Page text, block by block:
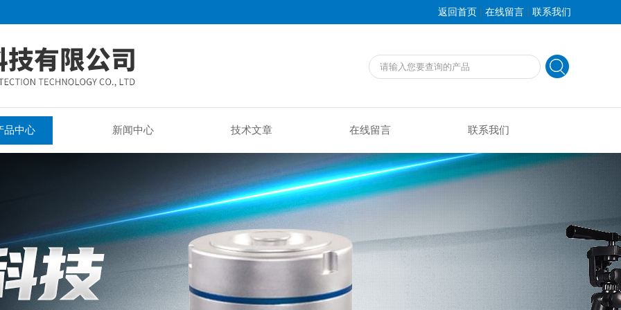
返回首页 | 在线留言 | 联系我们
品中心 新闻中心 技术文章 在线留言 联系我们